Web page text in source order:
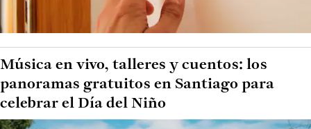
Música en vivo, talleres y cuentos: los
panoramas gratuitos en Santiago para
celebrar el Día del Niño